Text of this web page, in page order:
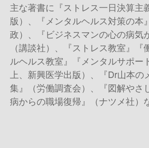
主な著書に『ストレス一日決算主
版）、『メンタルヘルス対策の本
政）、『ビジネスマンの心の病気
（講談社）、『ストレス教室』『
ルヘルス教室』『メンタルサポー
上、新興医学出版）、『Dr山本の
集』（労働調査会）、『図解やさ
病からの職場復帰』（ナツメ社）